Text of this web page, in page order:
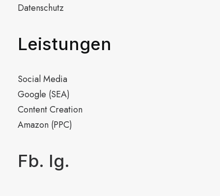
Datenschutz
Leistungen
Social Media
Google (SEA)
Content Creation
Amazon (PPC)
Fb. Ig.